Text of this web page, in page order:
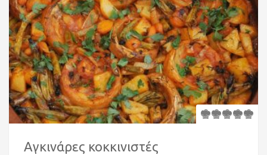
Αγκινάρες κοκκινιστές